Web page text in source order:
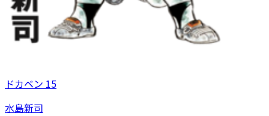
ドカベン 15
水島新司